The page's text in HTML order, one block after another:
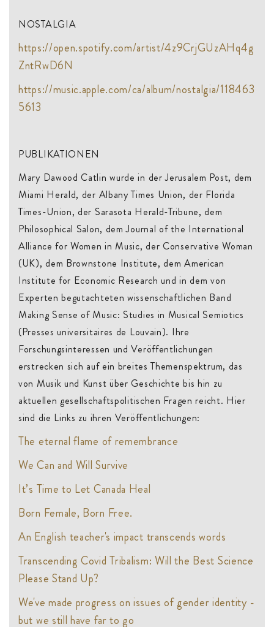
NOSTALGIA
https://open.spotify.com/artist/4z9CrjGUzAHq4g
ZntRwD6N
https://music.apple.com/ca/album/nostalgia/118463
5613
PUBLIKATIONEN
Mary Dawood Catlin wurde in der Jerusalem Post, dem
Miami Herald, der Albany Times Union, der Florida
Times-Union, der Sarasota Herald-Tribune, dem
Philosophical Salon, dem Journal of the International
Alliance for Women in Music, der Conservative Woman
(UK), dem Brownstone Institute, dem American
Institute for Economic Research und in dem von
Experten begutachteten wissenschaftlichen Band
Making Sense of Music: Studies in Musical Semiotics
(Presses universitaires de Louvain). Ihre
Forschungsinteressen und Veröffentlichungen
erstrecken sich auf ein breites Themenspektrum, das
von Musik und Kunst über Geschichte bis hin zu
aktuellen gesellschaftspolitischen Fragen reicht. Hier
sind die Links zu ihren Veröffentlichungen:
The eternal flame of remembrance
We Can and Will Survive
It’s Time to Let Canada Heal
Born Female, Born Free.
An English teacher's impact transcends words
Transcending Covid Tribalism: Will the Best Science
Please Stand Up?
We've made progress on issues of gender identity -
but we still have far to go